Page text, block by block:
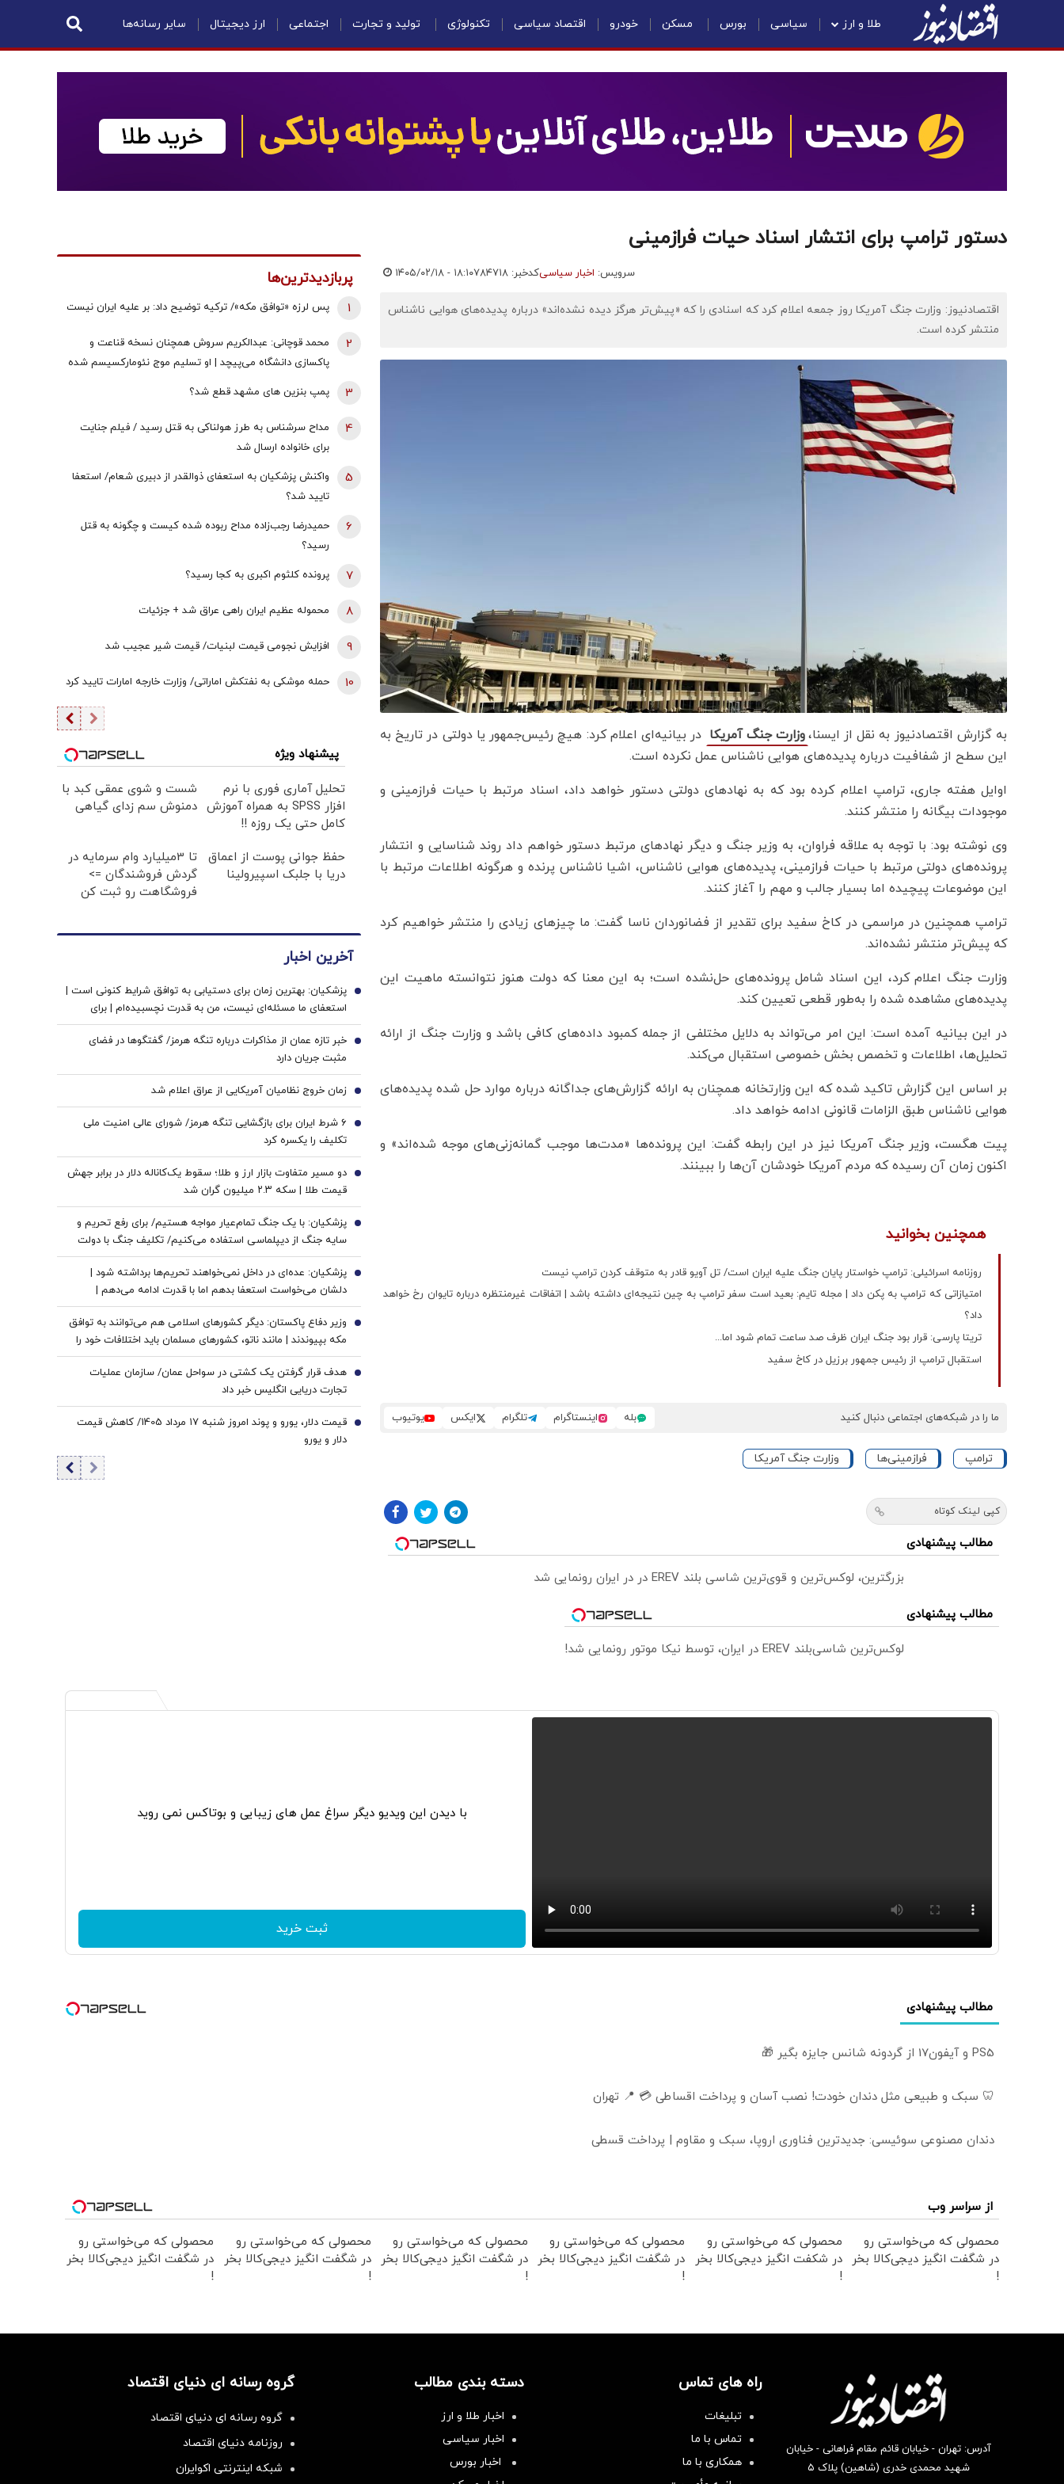
طلا و ارز سیاسی بورس مسکن خودرو اقتصاد سیاسی تکنولوژی تولید و تجارت اجتماعی ارز دیجیتال سایر رسانه‌ها
دستور ترامپ برای انتشار اسناد حیات فرازمینی
سرویس: اخبار سیاسیکدخبر: ۷۸۴۷۱۸ ۱۴۰۵/۰۲/۱۸ - ۱۸:۱۰
اقتصادنیوز: وزارت جنگ آمریکا روز جمعه اعلام کرد که اسنادی را که «پیش‌تر هرگز دیده نشده‌اند» درباره پدیده‌های هوایی ناشناس
منتشر کرده است.
به گزارش اقتصادنیوز به نقل از ایسنا، وزارت جنگ آمریکا در بیانیه‌ای اعلام کرد: هیچ رئیس‌جمهور یا دولتی در تاریخ به
این سطح از شفافیت درباره پدیده‌های هوایی ناشناس عمل نکرده است.
اوایل هفته جاری، ترامپ اعلام کرده بود که به نهادهای دولتی دستور خواهد داد، اسناد مرتبط با حیات فرازمینی و
موجودات بیگانه را منتشر کنند.
وی نوشته بود: با توجه به علاقه فراوان، به وزیر جنگ و دیگر نهادهای مرتبط دستور خواهم داد روند شناسایی و انتشار
پرونده‌های دولتی مرتبط با حیات فرازمینی، پدیده‌های هوایی ناشناس، اشیا ناشناس پرنده و هرگونه اطلاعات مرتبط با
این موضوعات پیچیده اما بسیار جالب و مهم را آغاز کنند.
ترامپ همچنین در مراسمی در کاخ سفید برای تقدیر از فضانوردان ناسا گفت: ما چیزهای زیادی را منتشر خواهیم کرد
که پیش‌تر منتشر نشده‌اند.
وزارت جنگ اعلام کرد، این اسناد شامل پرونده‌های حل‌نشده است؛ به این معنا که دولت هنوز نتوانسته ماهیت این
پدیده‌های مشاهده‌ شده را به‌طور قطعی تعیین کند.
در این بیانیه آمده است: این امر می‌تواند به دلایل مختلفی از جمله کمبود داده‌های کافی باشد و وزارت جنگ از ارائه
تحلیل‌ها، اطلاعات و تخصص بخش خصوصی استقبال می‌کند.
بر اساس این گزارش تاکید شده که این وزارتخانه همچنان به ارائه گزارش‌های جداگانه درباره موارد حل‌ شده پدیده‌های
هوایی ناشناس طبق الزامات قانونی ادامه خواهد داد.
پیت هگست، وزیر جنگ آمریکا نیز در این رابطه گفت: این پرونده‌ها «مدت‌ها موجب گمانه‌زنی‌های موجه شده‌اند» و
اکنون زمان آن رسیده که مردم آمریکا خودشان آن‌ها را ببینند.
همچنین بخوانید
روزنامه اسرائیلی: ترامپ خواستار پایان جنگ علیه ایران است/ تل آویو قادر به متوقف کردن ترامپ نیست
امتیازاتی که ترامپ به پکن داد | مجله تایم: بعید است سفر ترامپ به چین نتیجه‌ای داشته باشد | اتفاقات غیرمنتظره درباره تایوان رخ خواهد
داد؟
تریتا پارسی: قرار بود جنگ ایران ظرف صد ساعت تمام شود اما...
استقبال ترامپ از رئیس جمهور برزیل در کاخ سفید
ما را در شبکه‌های اجتماعی دنبال کنید بله اینستاگرام تلگرام ایکس یوتیوب
ترامپ فرازمینی‌ها وزارت جنگ آمریکا
کپی لینک کوتاه
مطالب پیشنهادی
بزرگترین، لوکس‌ترین و قوی‌ترین شاسی بلند EREV در در ایران رونمایی شد
مطالب پیشنهادی
لوکس‌ترین شاسی‌بلند EREV در ایران، توسط نیکا موتور رونمایی شد!
پربازدیدترین‌ها
پس لرزه «توافق مکه»/ ترکیه توضیح داد: بر علیه ایران نیست 1
محمد قوچانی: عبدالکریم سروش همچنان نسخه قناعت و
پاکسازی دانشگاه می‌پیچد | او تسلیم موج نئومارکسیسم شده
رقابتی را با برچسب کاپیتالیسم توضیح می‌دهد
2
پمپ بنزین های مشهد قطع شد؟ 3
مداح سرشناس به طرز هولناکی به قتل رسید / فیلم جنایت
برای خانواده ارسال شد
4
واکنش پزشکیان به استعفای ذوالقدر از دبیری شعام/ استعفا
تایید شد؟
5
حمیدرضا رجب‌زاده مداح ربوده شده کیست و چگونه به قتل
رسید؟
6
پرونده کلثوم اکبری به کجا رسید؟ 7
محموله عظیم ایران راهی عراق شد + جزئیات 8
افزایش نجومی قیمت لبنیات/ قیمت شیر عجیب شد 9
حمله موشکی به نفتکش اماراتی/ وزارت خارجه امارات تایید کرد 10
پیشنهاد ویژه
تحلیل آماری فوری با نرم
افزار SPSS به همراه آموزش
کامل حتی یک روزه !!
شست و شوی عمقی کبد با
دمنوش سم زدای گیاهی
حفظ جوانی پوست از اعماق
دریا با جلبک اسپیرولینا
تا 3میلیارد وام سرمایه در
گردش فروشندگان =>
فروشگاهت رو ثبت کن
آخرین اخبار
پزشکیان‌: بهترین زمان برای دستیابی به توافق شرایط کنونی است |
استعفای ما مسئله‌ای نیست، من به قدرت نچسبیده‌ام | برای
همیشه که نمی‌توان جنگید | برنامه این بود که حتی به پاسگاه‌های
مرزی ما حمله شود
1
خبر تازه عمان از مذاکرات درباره تنگه هرمز/ گفتگوها در فضای
مثبت جریان دارد
2
زمان خروج نظامیان آمریکایی از عراق اعلام شد 3
۶ شرط ایران برای بازگشایی تنگه هرمز/ شورای عالی امنیت ملی
تکلیف را یکسره کرد
4
دو مسیر متفاوت بازار ارز و طلا؛ سقوط یک‌کاناله دلار در برابر جهش
قیمت طلا | سکه ۲.۳ میلیون گران شد
5
پزشکیان: با یک جنگ تمام‌عیار مواجه هستیم/ برای رفع تحریم و
سایه جنگ از دیپلماسی استفاده می‌کنیم/ تکلیف جنگ با دولت
نیست
6
پزشکیان: عده‌ای در داخل نمی‌خواهند تحریم‌ها برداشته شود |
دلشان می‌خواست استعفا بدهم اما با قدرت ادامه می‌دهم |
قالیباف بهترین همکاری را با دولت دارد
7
وزیر دفاع پاکستان: دیگر کشورهای اسلامی هم می‌توانند به توافق
مکه بپیوندند | مانند ناتو، کشورهای مسلمان باید اختلافات خود را
کنار بگذارند
8
هدف قرار گرفتن یک کشتی در سواحل عمان/ سازمان عملیات
تجارت دریایی انگلیس خبر داد
9
قیمت دلار، یورو و پوند امروز شنبه ۱۷ مرداد 1405/ کاهش قیمت
دلار و یورو
10
با دیدن این ویدیو دیگر سراغ عمل های زیبایی و بوتاکس نمی روید
ثبت خرید
مطالب پیشنهادی
PS5 و آیفون17 از گردونه شانس جایزه بگیر 🎁
🦷 سبک و طبیعی مثل دندان خودت! نصب آسان و پرداخت اقساطی 💳 📍 تهران
دندان مصنوعی سوئیسی: جدیدترین فناوری اروپا، سبک و مقاوم | پرداخت قسطی
از سراسر وب
محصولی که می‌خواستی رو
در شگفت انگیز دیجی‌کالا بخر
!
محصولی که می‌خواستی رو
در شکفت انگیز دیجی‌کالا بخر
!
محصولی که می‌خواستی رو
در شگفت انگیز دیجی‌کالا بخر
!
محصولی که می‌خواستی رو
در شگفت انگیز دیجی‌کالا بخر
!
محصولی که می‌خواستی رو
در شگفت انگیز دیجی‌کالا بخر
!
محصولی که می‌خواستی رو
در شگفت انگیز دیجی‌کالا بخر
!
آدرس: تهران - خیابان قائم مقام فراهانی - خیابان
شهید محمدی خدری (شاهین) پلاک ۵
راه های تماس
تبلیغات
تماس با ما
همکاری با ما
دسته بندی مطالب
اخبار طلا و ارز
اخبار سیاسی
اخبار بورس
گروه رسانه ای دنیای اقتصاد
گروه رسانه ای دنیای اقتصاد
روزنامه دنیای اقتصاد
شبکه اینترنتی اکوایران